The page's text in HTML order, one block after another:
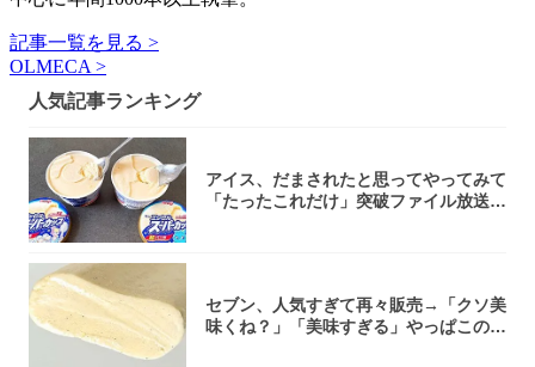
記事一覧を見る >
OLMECA >
人気記事ランキング
アイス、だまされたと思ってやってみて
「たったこれだけ」突破ファイル放送で
セブン、人気すぎて再々販売→「クソ美
味くね？」「美味すぎる」やっぱこのク